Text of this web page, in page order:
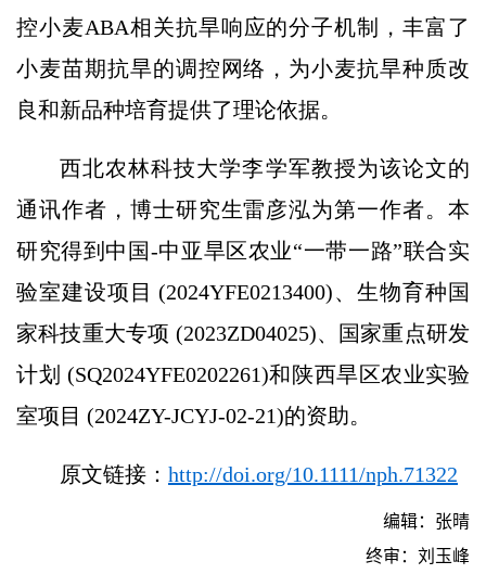
控小麦ABA相关抗旱响应的分子机制，丰富了
小麦苗期抗旱的调控网络，为小麦抗旱种质改
良和新品种培育提供了理论依据。
西北农林科技大学李学军教授为该论文的
通讯作者，博士研究生雷彦泓为第一作者。本
研究得到中国-中亚旱区农业“一带一路”联合实
验室建设项目 (2024YFE0213400)、生物育种国
家科技重大专项 (2023ZD04025)、国家重点研发
计划 (SQ2024YFE0202261)和陕西旱区农业实验
室项目 (2024ZY-JCYJ-02-21)的资助。
原文链接： http://doi.org/10.1111/nph.71322
编辑：张晴
终审：刘玉峰